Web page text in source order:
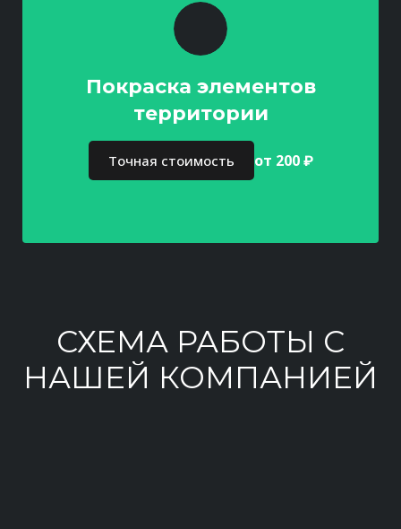
Покраска элементов
территории
Точная стоимость от 200 ₽
СХЕМА РАБОТЫ С
НАШЕЙ КОМПАНИЕЙ